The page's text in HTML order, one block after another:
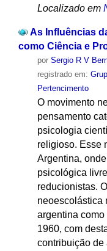
Localizado em
As Influências
como Ciência e
por Sergio R V
registrado em:
Pertencimento
O movimento
pensamento
psicologia
religioso. Esse
Argentina,
psicológica
reducionistas.
neoescolástica
argentina
1960, com
contribuição de